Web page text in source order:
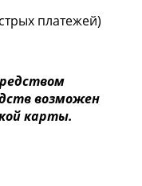
платежей)
возможен
карты.